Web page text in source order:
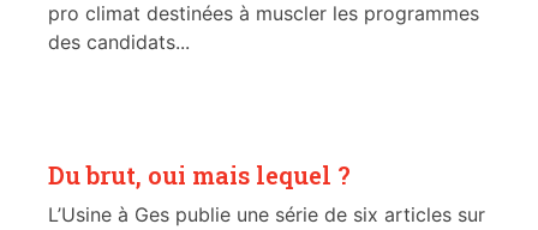
pro climat destinées à muscler les programmes
des candidats...
Du brut, oui mais lequel ?
L’Usine à Ges publie une série de six articles sur